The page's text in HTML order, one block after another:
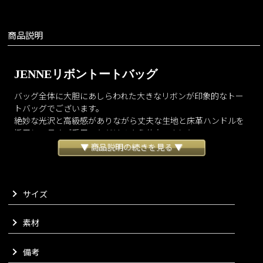
商品説明
JENNEリボントートバッグ
バッグ全体に大胆にあしらわれた大きなリボンが印象的なトー
トバッグでございます。
絶妙な光沢と高級感がありながら丈夫な生地と床革ハンドルを
採用し、長くご愛用いただけるよう仕立てました。
ポイントとなるリボンは細部までこだわり美しいフォルムを追
求いたしました。
巾着仕様となっておりますので、ドローストリングを引いてい
ただくことで形を変化させることが可能でございます。
内側にはオープンポケットとファスナーポケットを取り付け、
使いやすさも確保いたしました。
ットジャカード生地を使用したタイプもご用意しております。
▼ 商品説明の続きを見る ▼
サイズ
素材
備考